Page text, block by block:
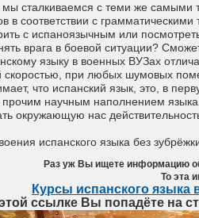
сталкиваемся с теми же самыми
в соответствии с
с испаноязычным или
врага в боевой ситуации?
языку в военных ВУЗах
скоростью, при любых шумовых
что испанский язык, это, в
научным наполнением
окружающую нас
испанского языка без
Раз уж Вы ищете информацию
То эта
Курсы испанского
ссылке Вы попадёте на